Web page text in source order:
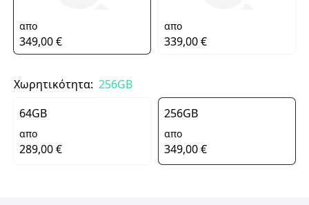
απο
349,00 €
απο
339,00 €
Χωρητικότητα: 256GB
64GB
απο
289,00 €
256GB
απο
349,00 €